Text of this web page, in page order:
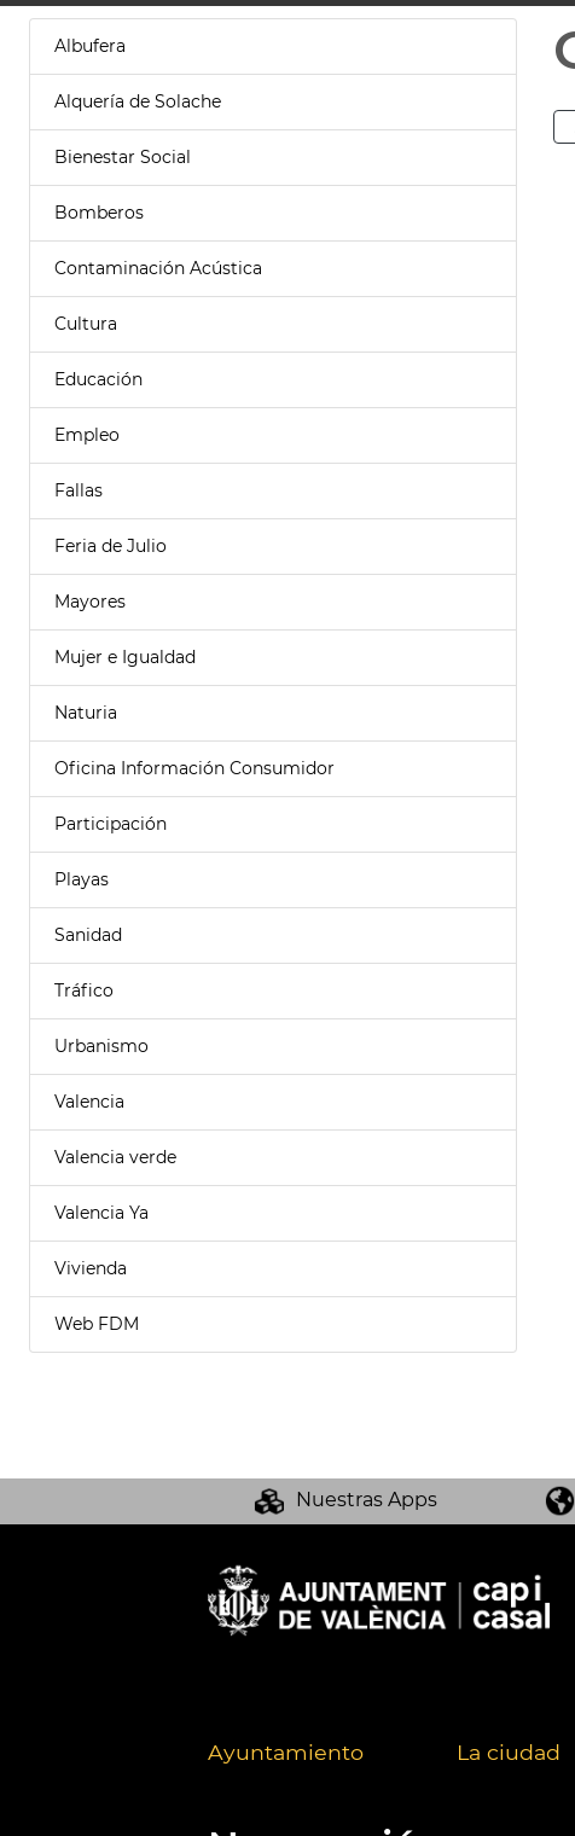
Albufera
Alquería de Solache
Bienestar Social
Bomberos
Contaminación Acústica
Cultura
Educación
Empleo
Fallas
Feria de Julio
Mayores
Mujer e Igualdad
Naturia
Oficina Información Consumidor
Participación
Playas
Sanidad
Tráfico
Urbanismo
Valencia
Valencia verde
Valencia Ya
Vivienda
Web FDM
Nuestras Apps
Ayuntamiento La ciudad